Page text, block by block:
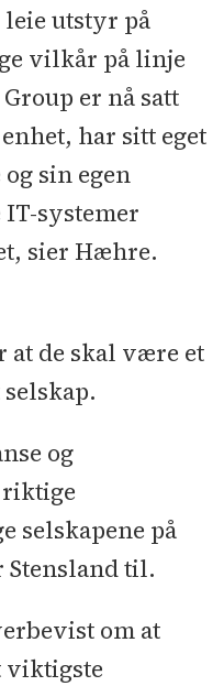
leie utstyr på
vilkår på linje
er nå satt
har sitt eget
sin egen
IT-systemer
sier Hæhre.
at de skal være et
og
selskapene på
til.
om at
viktigste